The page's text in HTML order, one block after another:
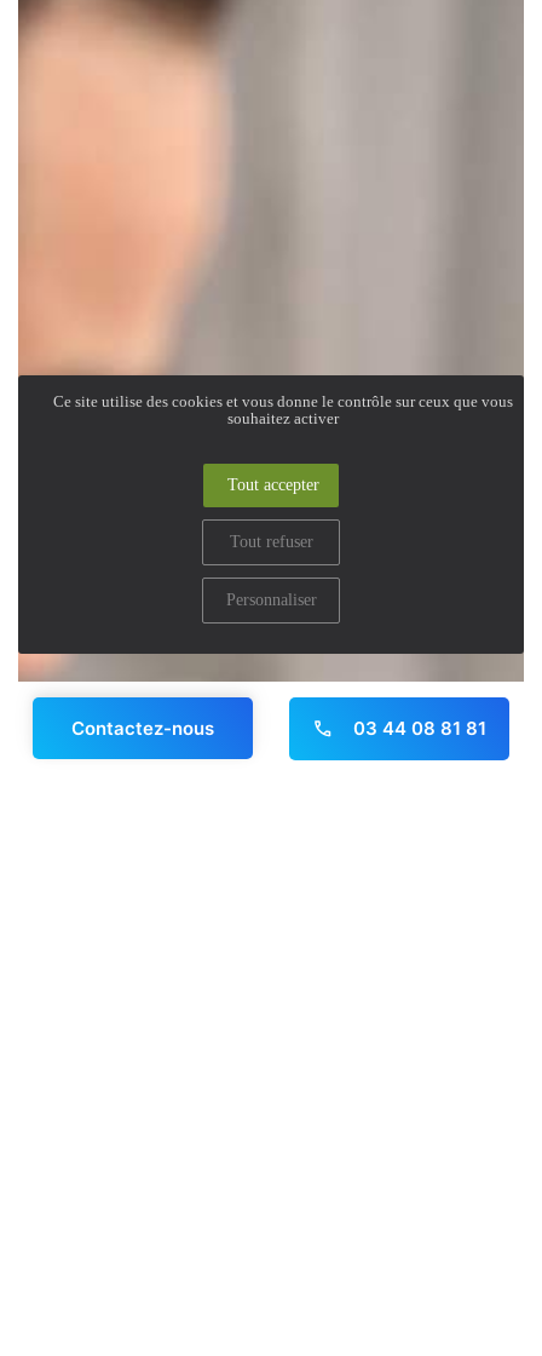
Contactez-nous 03 44 08 81 81
Ce site utilise des cookies et vous donne le contrôle sur ceux que vous
souhaitez activer
Tout accepter
Tout refuser
Personnaliser